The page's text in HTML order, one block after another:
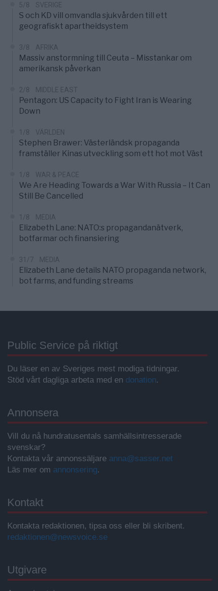
5/8 SVERIGE
S och KD vill omvandla sjukvården till ett
geografiskt apartheidsystem
3/8 AFRIKA
Massiv anstormning till Ceuta – Misstankar om
amerikansk påverkan
2/8 MIDDLE EAST
Pentagon: US Capacity to Fight Iran is Wearing
Down
1/8 VÄRLDEN
Stephen Brawer: Västerländsk propaganda
framställer Kinas utveckling som ett hot mot Väst
1/8 WAR & PEACE
We Are Heading Towards a War With Russia – It Can
Still Be Cancelled
1/8 MEDIA
Elizabeth Lane: NATO:s propagandanätverk,
botfarmar och finansiering
31/7 MEDIA
Elizabeth Lane details NATO propaganda network,
bot farms, and funding streams
Public Service på riktigt
Du läser en av Sveriges mest modiga tidningar.
Stöd vårt dagliga arbeta med en donation.
Annonsera
Vill du nå hundratusentals samhällsintresserade
svenskar?
Kontakta vår annonssäljare anna@sasser.net
Läs mer om annonsering.
Kontakt
Kontakta redaktionen, tipsa oss eller bli skribent.
redaktionen@newsvoice.se
Utgivare